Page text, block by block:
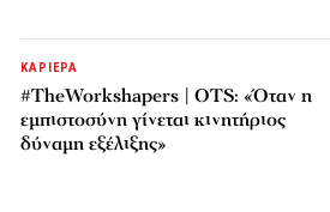
ΚΑΡΙΕΡΑ
#TheWorkshapers | OTS: «Όταν η
εμπιστοσύνη γίνεται κινητήριος
δύναμη εξέλιξης»